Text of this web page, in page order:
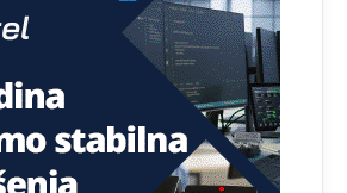
јуче
da se umjesto dosadašnjeg znaka "X"
kandidata mora u potpunosti
je isključivo zbog tehničkih
јуче
11:45